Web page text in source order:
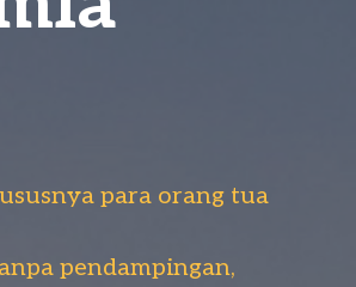
para orang tua
pendampingan,